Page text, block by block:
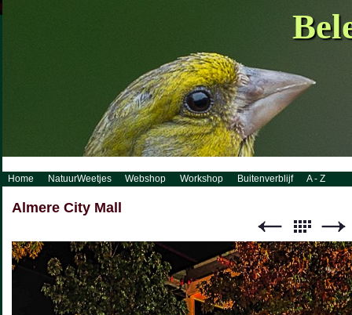
http://www.visueelconcept.nl/sitemap.xml.gz
Home NatuurWeetjes Webshop Workshop Buitenverblijf A - Z
Almere City Mall